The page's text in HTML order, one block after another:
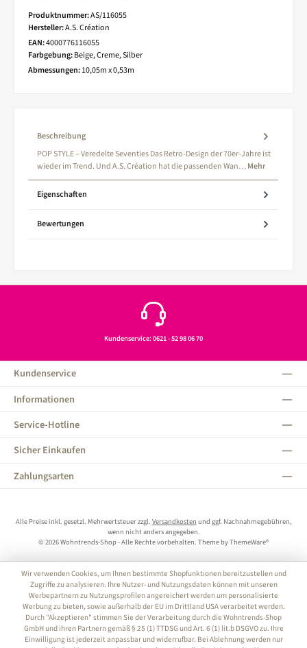
Produktnummer:AS/116055
Hersteller:A.S. Création
EAN:4000776116055
Farbgebung:Beige, Creme, Silber
Abmessungen:10,05m x 0,53m
Beschreibung
POP STYLE – Veredelte Seventies Das Retro-Design der 70er-Jahre ist
wieder im Trend. Und A.S. Création hat die passenden Wan…Mehr
Eigenschaften
Bewertungen
Kundenservice: 0621 - 52 98 06 70
Kundenservice
Informationen
Service-Hotline
Sicher Einkaufen
Zahlungsarten
Alle Preise inkl. gesetzl. Mehrwertsteuer zzgl. Versandkosten und ggf. Nachnahmegebühren,
wenn nicht anders angegeben.
© 2026 Wohntrends-Shop - Alle Rechte vorbehalten. Theme byThemeWare®
Wir verwenden Cookies, um Ihnen bestimmte Shopfunktionen bereitzustellen und
Zugriffe zu analysieren. Ihre Nutzer- und Nutzungsdaten können mit unseren
Werbepartnern zu Nutzungsprofilen angereichert werden um personalisierte
Werbung zu bieten, sowie außerhalb der EU im Drittland USA verarbeitet werden.
Durch "Akzeptieren" stimmen Sie der Verarbeitung durch die Wohntrends-Shop
GmbH und ihren Partnern gemäß § 25 (1) TTDSG und Art. 6 (1) lit.b DSGVO zu. Ihre
Einwilligung ist jederzeit anpassbar und widerrufbar. Bei Ablehnung werden nur